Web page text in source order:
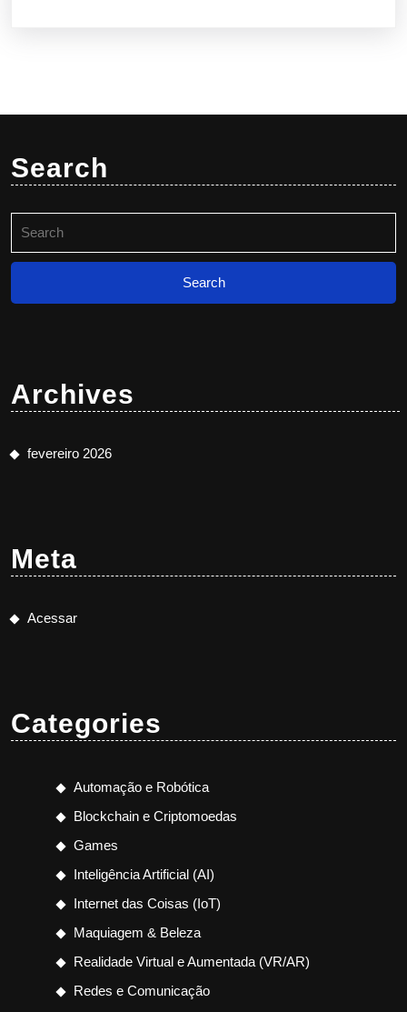
Search
for:
Archives
fevereiro 2026
Meta
Acessar
Categories
Automação e Robótica
Blockchain e Criptomoedas
Games
Inteligência Artificial (AI)
Internet das Coisas (IoT)
Maquiagem & Beleza
Realidade Virtual e Aumentada (VR/AR)
Redes e Comunicação